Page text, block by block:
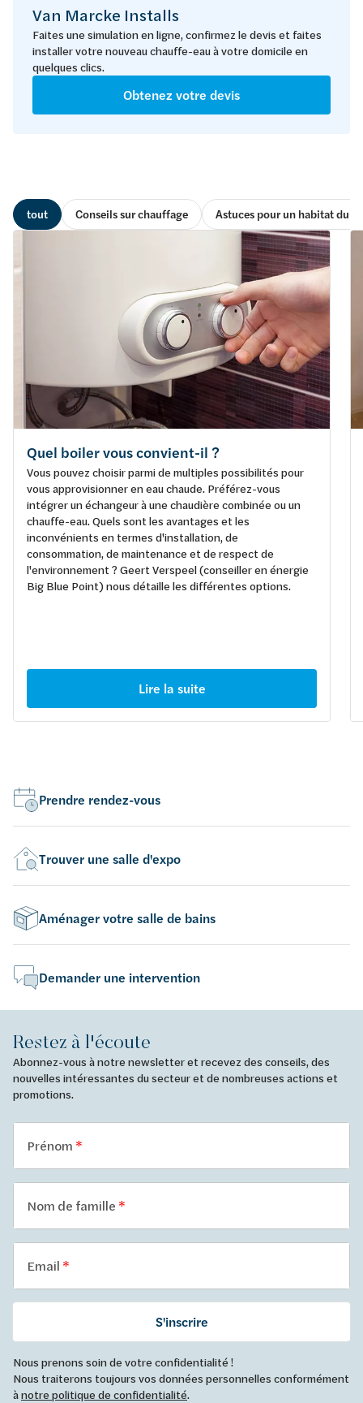
Van Marcke Installs
Faites une simulation en ligne, confirmez le devis et faites
installer votre nouveau chauffe-eau à votre domicile en
quelques clics.
Obtenez votre devis
tout Conseils sur chauffage Astuces pour un habitat
Quel boiler vous convient-il ?
Vous pouvez choisir parmi de multiples possibilités pour
vous approvisionner en eau chaude. Préférez-vous
intégrer un échangeur à une chaudière combinée ou un
chauffe-eau. Quels sont les avantages et les
inconvénients en termes d'installation, de
consommation, de maintenance et de respect de
l'environnement ? Geert Verspeel (conseiller en énergie
Big Blue Point) nous détaille les différentes options.
Lire la suite
Prendre rendez-vous
Trouver une salle d'expo
Aménager votre salle de bains
Demander une intervention
Restez à l'écoute
Abonnez-vous à notre newsletter et recevez des conseils, des
nouvelles intéressantes du secteur et de nombreuses actions et
promotions.
Prénom
Nom de famille
Email
S'inscrire
Nous prenons soin de votre confidentialité !
Nous traiterons toujours vos données personnelles conformément
ànotre politique de confidentialité.